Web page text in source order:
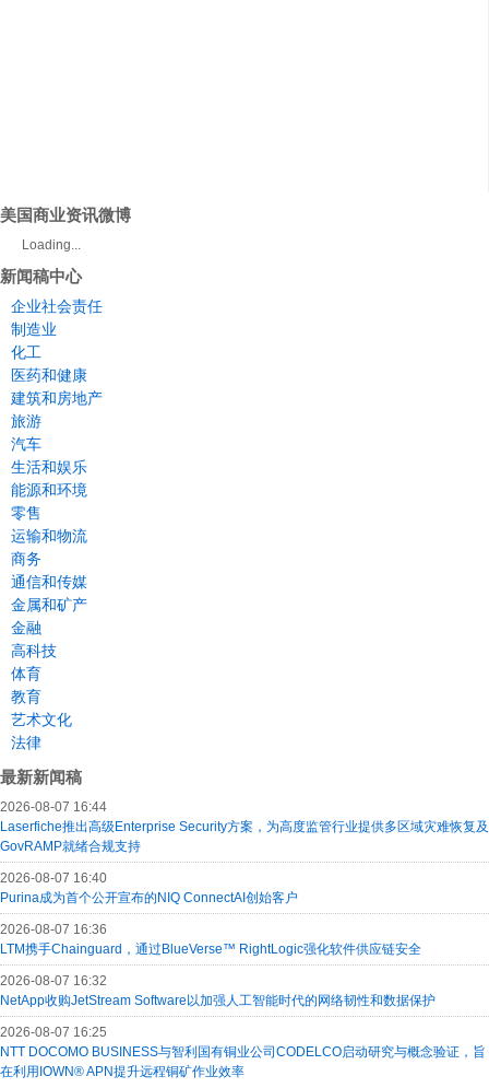
美国商业资讯微博
Loading...
新闻稿中心
企业社会责任
制造业
化工
医药和健康
建筑和房地产
旅游
汽车
生活和娱乐
能源和环境
零售
运输和物流
商务
通信和传媒
金属和矿产
金融
高科技
体育
教育
艺术文化
法律
最新新闻稿
2026-08-07 16:44
Laserfiche推出高级Enterprise Security方案，为高度监管行业提供多区域灾难恢复及
GovRAMP就绪合规支持
2026-08-07 16:40
Purina成为首个公开宣布的NIQ ConnectAI创始客户
2026-08-07 16:36
LTM携手Chainguard，通过BlueVerse™ RightLogic强化软件供应链安全
2026-08-07 16:32
NetApp收购JetStream Software以加强人工智能时代的网络韧性和数据保护
2026-08-07 16:25
NTT DOCOMO BUSINESS与智利国有铜业公司CODELCO启动研究与概念验证，旨
在利用IOWN® APN提升远程铜矿作业效率